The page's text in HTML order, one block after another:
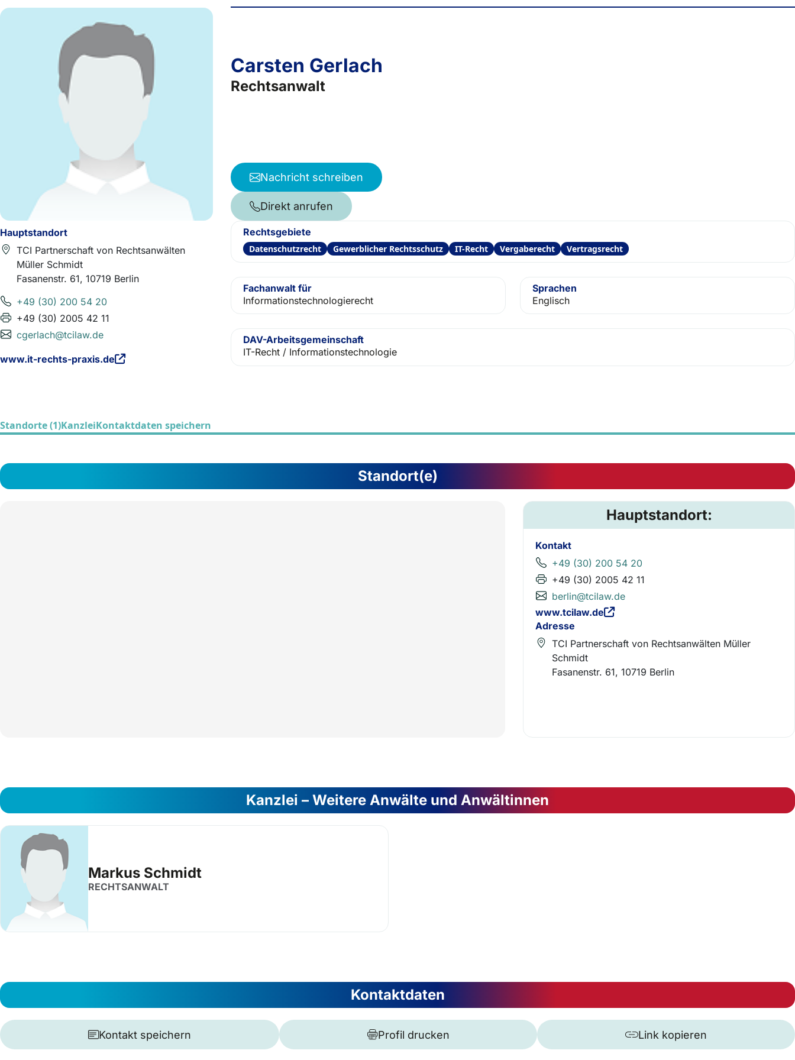
Hauptstandort
TCI Partnerschaft von Rechtsanwälten
Müller Schmidt
Fasanenstr. 61, 10719 Berlin
+49 (30) 200 54 20
+49 (30) 2005 42 11
cgerlach@tcilaw.de
www.it-rechts-praxis.de
Carsten Gerlach
Rechtsanwalt
Nachricht schreiben
Direkt anrufen
Rechtsgebiete
Datenschutzrecht Gewerblicher Rechtsschutz IT-Recht Vergaberecht Vertragsrecht
Fachanwalt für
Informationstechnologierecht
Sprachen
Englisch
DAV-Arbeitsgemeinschaft
IT-Recht / Informationstechnologie
Standorte (1)KanzleiKontaktdaten speichern
Standort(e)
Hauptstandort:
Kontakt
+49 (30) 200 54 20
+49 (30) 2005 42 11
berlin@tcilaw.de
www.tcilaw.de
Adresse
TCI Partnerschaft von Rechtsanwälten Müller
Schmidt
Fasanenstr. 61, 10719 Berlin
Kanzlei – Weitere Anwälte und Anwältinnen
Markus Schmidt
RECHTSANWALT
Kontaktdaten
Kontakt speichern Profil drucken Link kopieren